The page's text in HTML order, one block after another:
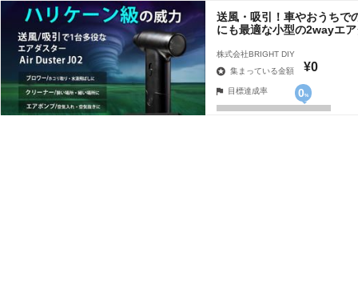
送風・吸引！車やおうちで
にも最適な小型の2wayエ
株式会社BRIGHT DIY
集まっている金額
¥0
目標達成率 0%